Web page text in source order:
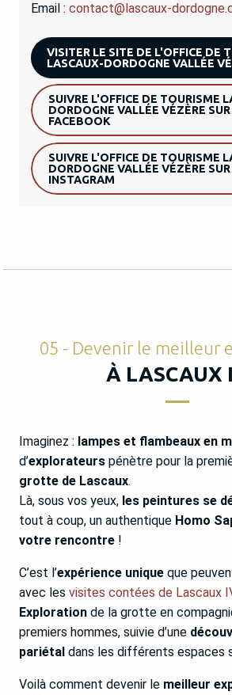
Email : contact@lascaux-
VISITER LE SITE DE L'OFFICE DE
LASCAUX-DORDOGNE VALLÉE
SUIVRE L'OFFICE DE TOURISME
DORDOGNE VALLÉE VÉZÈRE SUR
FACEBOOK
SUIVRE L'OFFICE DE TOURISME
DORDOGNE VALLÉE VÉZÈRE SUR
INSTAGRAM
05 - Devenir le meilleur
À LASCAUX
Imaginez : lampes et flambeaux en
d’explorateurs pénètre pour la
grotte de Lascaux.
Là, sous vos yeux, les peintures se
tout à coup, un authentique Homo
votre rencontre !
C’est l’expérience unique que
avec les visites contées de Lascaux
Exploration de la grotte en
premiers hommes, suivie d’une
pariétal dans les différents espaces
Voilà comment devenir le meilleur